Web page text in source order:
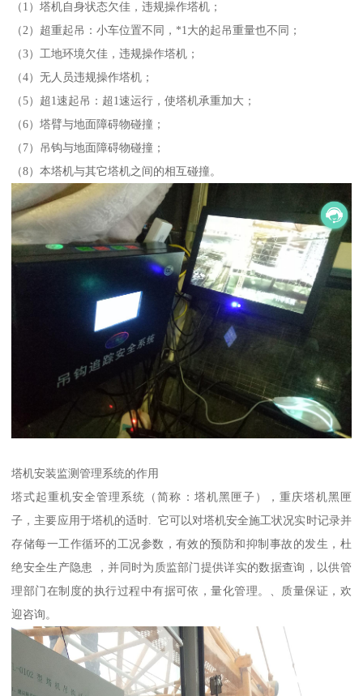
（1）塔机自身状态欠佳，违规操作塔机；
（2）超重起吊：小车位置不同，*1大的起吊重量也不同；
（3）工地环境欠佳，违规操作塔机；
（4）无人员违规操作塔机；
（5）超1速起吊：超1速运行，使塔机承重加大；
（6）塔臂与地面障碍物碰撞；
（7）吊钩与地面障碍物碰撞；
（8）本塔机与其它塔机之间的相互碰撞。
塔机安装监测管理系统的作用
塔式起重机安全管理系统（简称：塔机黑匣子），重庆塔机黑匣
子，主要应用于塔机的适时. 它可以对塔机安全施工状况实时记录并
存储每一工作循环的工况参数，有效的预防和抑制事故的发生，杜
绝安全生产隐患 ，并同时为质监部门提供详实的数据查询，以供管
理部门在制度的执行过程中有据可依，量化管理。、质量保证，欢
迎咨询。